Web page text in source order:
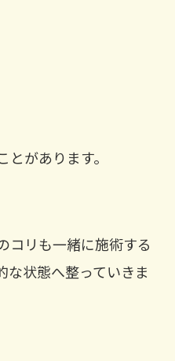
があります。
コリも一緒に施術する
な状態へ整っていきま